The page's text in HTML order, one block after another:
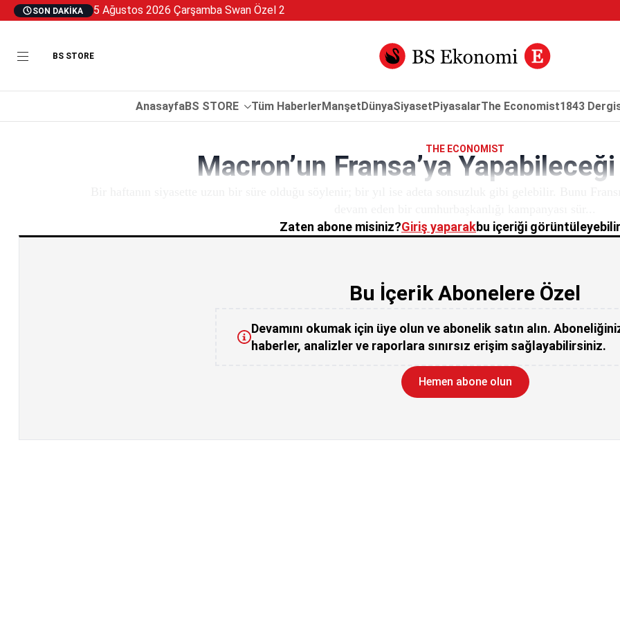
SON DAKIKA 5 Ağustos 2026 Çarşamba Swan Özel 2
BS STORE
AnasayfaBS STORE Tüm HaberlerManşetDünyaSiyasetPiyasalarThe Economist1843
THE ECONOMIST
Macron’un Fransa’ya
Zaten abone misiniz?Giriş yaparakbu içeriği
Bu İçerik Abonelere Özel
Devamını okumak için üye olun ve abonelik satın alın.
haberler, analizler ve raporlara sınırsız erişim sağlayabilirsiniz.
Hemen abone olun